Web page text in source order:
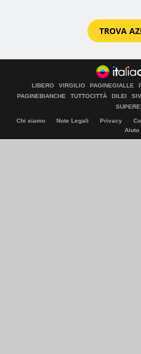
TROVA
LIBERO VIRGILIO PAGINEGIALLE
PAGINEBIANCHE
TUTTOCITTÀ DILEI
Chi siamo Note Legali Privacy
Aiuto